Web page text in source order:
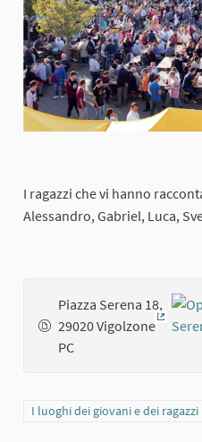
I ragazzi che vi hanno
Alessandro, Gabriel, Luca,
Piazza Serena 18,
29020 Vigolzone
PC
Filter results for category: I
I luoghi dei giovani e dei ragazzi